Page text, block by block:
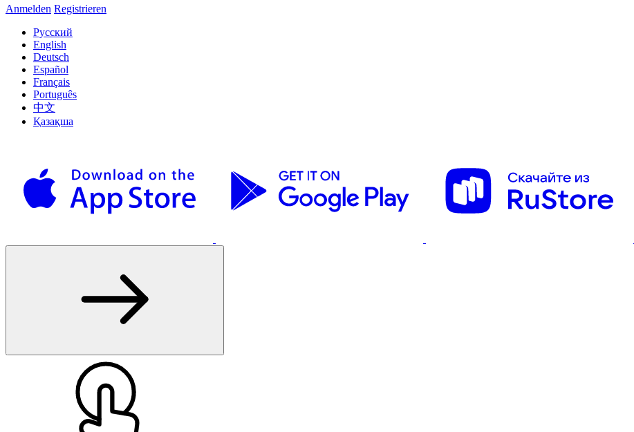
Anmelden Registrieren
Русский
English
Deutsch
Español
Français
Português
中文
Қазақша